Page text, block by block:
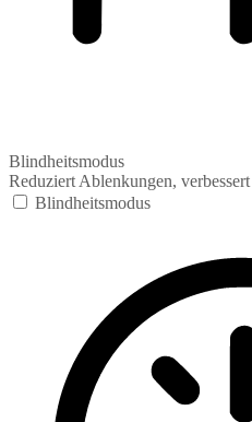
Blindheitsmodus
Reduziert Ablenkungen,
Blindheitsmodus